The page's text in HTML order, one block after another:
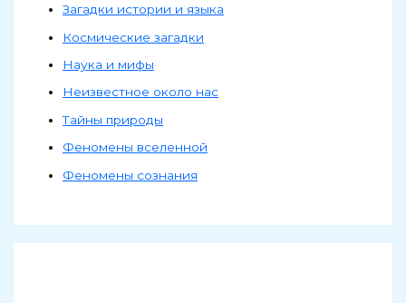
Загадки истории и языка
Космические загадки
Наука и мифы
Неизвестное около нас
Тайны природы
Феномены вселенной
Феномены сознания